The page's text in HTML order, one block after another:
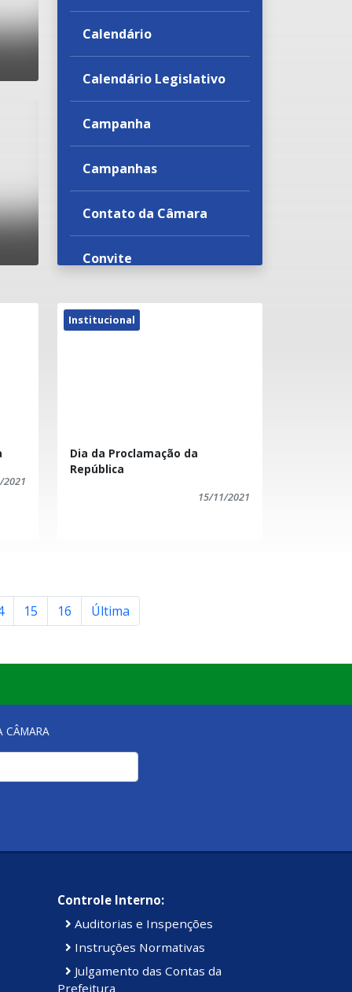
Calendário
Calendário Legislativo
Campanha
Campanhas
Contato da Câmara
Convite
Corrida
Homenagem a mulher
Institucional
Luto
Luto Oficial
Pesquisa de Satisfação
Processo Seletivo
Institucional
Dia da Proclamação da
República
15/11/2021
15 16 Última
CÂMARA
Controle Interno:
Auditorias e Inspenções
Instruções Normativas
Julgamento das Contas da
Prefeitura